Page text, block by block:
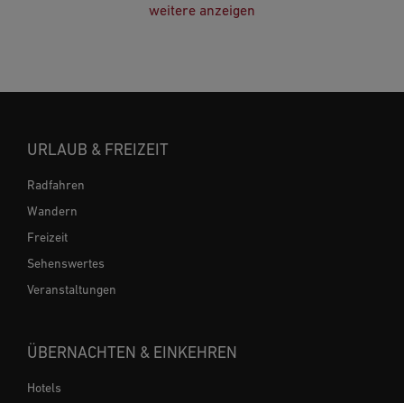
weitere anzeigen
URLAUB & FREIZEIT
Radfahren
Wandern
Freizeit
Sehenswertes
Veranstaltungen
ÜBERNACHTEN & EINKEHREN
Hotels